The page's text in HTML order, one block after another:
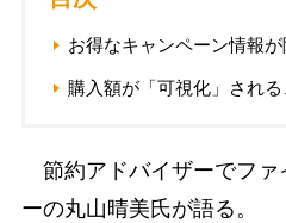
お得なキャンペーン情報が
購入額が「可視化」され
節約アドバイザーでファ
ーの丸山晴美氏が語る。